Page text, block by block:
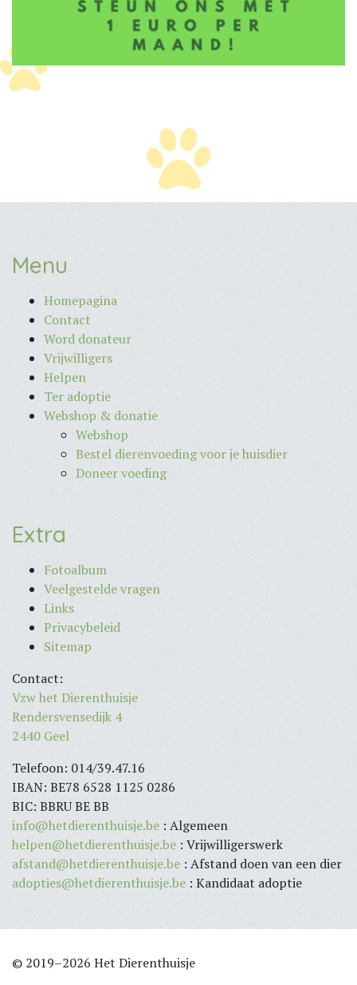
Menu
Homepagina
Contact
Word donateur
Vrijwilligers
Helpen
Ter adoptie
Webshop & donatie
Webshop
Bestel dierenvoeding voor je huisdier
Doneer voeding
Extra
Fotoalbum
Veelgestelde vragen
Links
Privacybeleid
Sitemap
Contact:
Vzw het Dierenthuisje
Rendersvensedijk 4
2440 Geel
Telefoon: 014/39.47.16
IBAN: BE78 6528 1125 0286
BIC: BBRU BE BB
info@hetdierenthuisje.be : Algemeen
helpen@hetdierenthuisje.be : Vrijwilligerswerk
afstand@hetdierenthuisje.be : Afstand doen van een dier
adopties@hetdierenthuisje.be : Kandidaat adoptie
© 2019–2026 Het Dierenthuisje